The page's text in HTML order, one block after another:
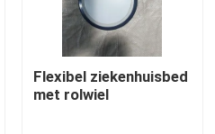
Flexibel ziekenhuisbed
met rolwiel